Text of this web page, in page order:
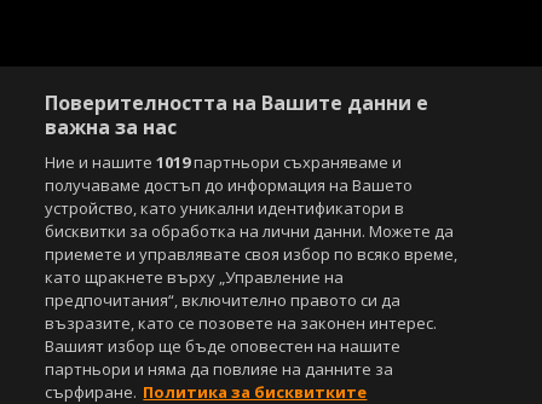
Поверителността на Вашите данни е
важна за нас
Ние и нашите1019партньори съхраняваме и
получаваме достъп до информация на Вашето
устройство, като уникални идентификатори в
бисквитки за обработка на лични данни. Можете да
приемете и управлявате своя избор по всяко време,
като щракнете върху „Управление на
предпочитания“, включително правото си да
възразите, като се позовете на законен интерес.
Вашият избор ще бъде оповестен на нашите
партньори и няма да повлияе на данните за
сърфиране. Политика за бисквитките